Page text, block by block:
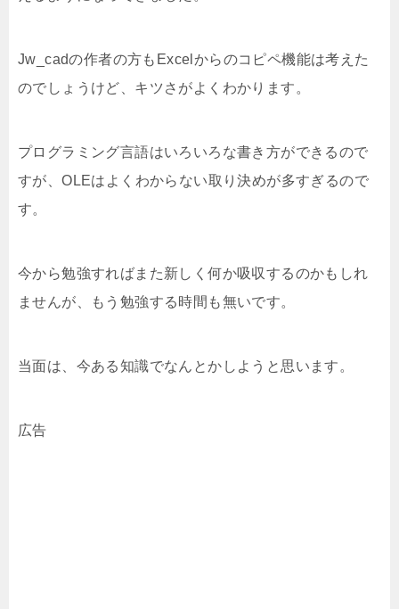
Jw_cadの作者の方もExcelからのコピペ機能は考えた
のでしょうけど、キツさがよくわかります。
プログラミング言語はいろいろな書き方ができるので
すが、OLEはよくわからない取り決めが多すぎるので
す。
今から勉強すればまた新しく何か吸収するのかもしれ
ませんが、もう勉強する時間も無いです。
当面は、今ある知識でなんとかしようと思います。
広告